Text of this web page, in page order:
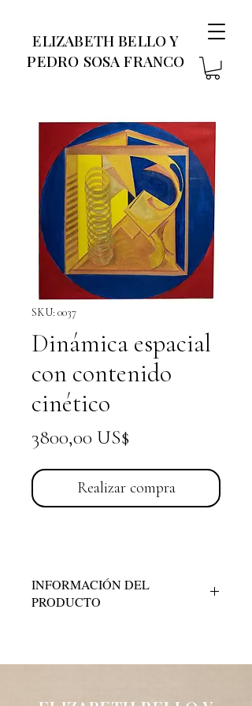
ELIZABETH BELLO Y
PEDRO SOSA FRANCO
SKU: 0037
Dinámica espacial
con contenido
cinético
3800,00 US$Precio
Realizar compra
INFORMACIÓN DEL
PRODUCTO
del artista.